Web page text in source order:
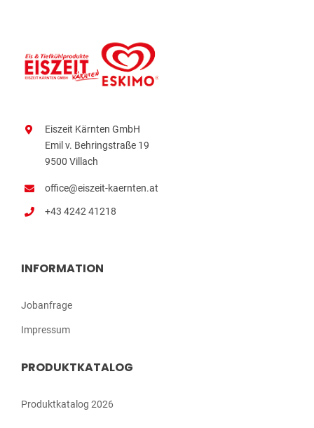
Eiszeit Kärnten GmbH
Emil v. Behringstraße 19
9500 Villach
office@eiszeit-kaernten.at
+43 4242 41218
INFORMATION
Jobanfrage
Impressum
PRODUKTKATALOG
Produktkatalog 2026